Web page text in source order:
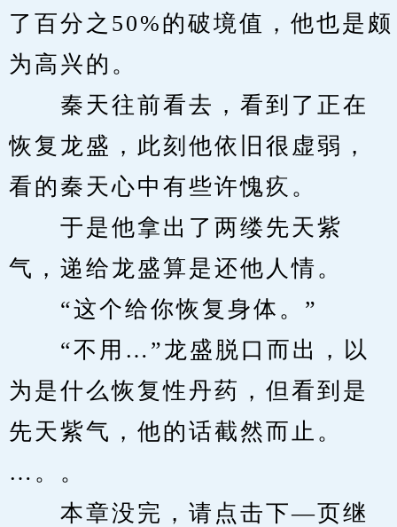
了百分之50%的破境值，他也是颇
为高兴的。
秦天往前看去，看到了正在
恢复龙盛，此刻他依旧很虚弱，
看的秦天心中有些许愧疚。
于是他拿出了两缕先天紫
气，递给龙盛算是还他人情。
“这个给你恢复身体。”
“不用…”龙盛脱口而出，以
为是什么恢复性丹药，但看到是
先天紫气，他的话截然而止。
…。。
本章没完，请点击下—页继